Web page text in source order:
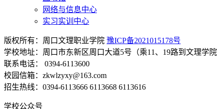
网络与信息中心
实习实训中心
版权所有：周口文理职业学院 豫ICP备2021015178号
学校地址：周口市东新区周口大道5号（乘11、19路到文理学
联系电话： 0394-6113600
校园信箱：zkwlzyxy@163.com
招生热线：0394-6113666 6113668 6113616
学校公众号